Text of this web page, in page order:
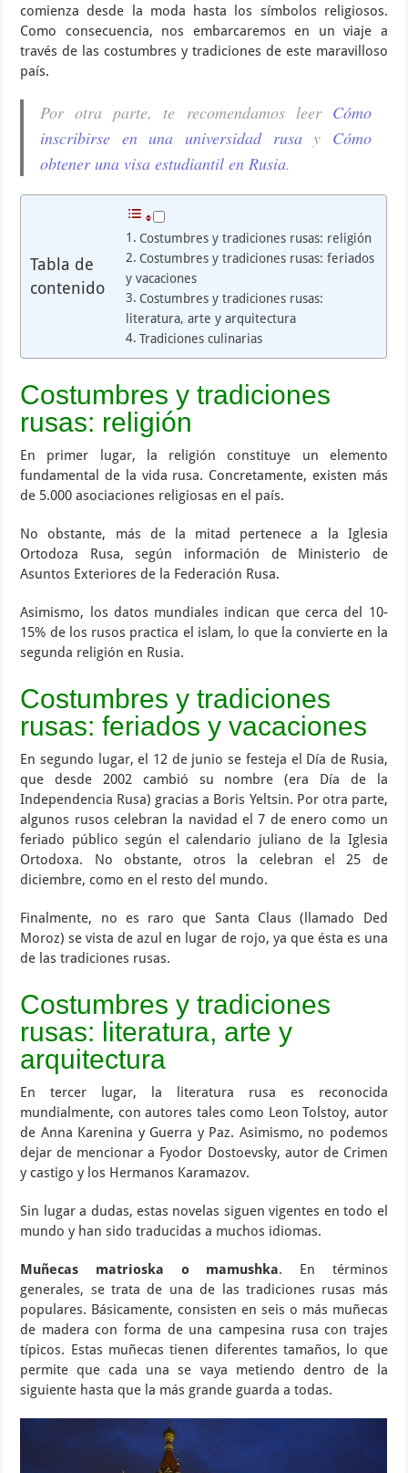
comienza desde la moda hasta los símbolos religiosos.
Como consecuencia, nos embarcaremos en un viaje a
través de las costumbres y tradiciones de este maravilloso
país.
Por otra parte, te recomendamos leer Cómo
inscribirse en una universidad rusay Cómo
obtener una visa estudiantil en Rusia.
Tabla de
contenido
Costumbres y tradiciones rusas: religión
Costumbres y tradiciones rusas: feriados
y vacaciones
Costumbres y tradiciones rusas:
literatura, arte y arquitectura
Tradiciones culinarias
Costumbres y tradiciones
rusas: religión
En primer lugar, la religión constituye un elemento
fundamental de la vida rusa. Concretamente, existen más
de 5.000 asociaciones religiosas en el país.
No obstante, más de la mitad pertenece a la Iglesia
Ortodoza Rusa, según información de Ministerio de
Asuntos Exteriores de la Federación Rusa.
Asimismo, los datos mundiales indican que cerca del 10-
15% de los rusos practica el islam, lo que la convierte en la
segunda religión en Rusia.
Costumbres y tradiciones
rusas: feriados y vacaciones
En segundo lugar, el 12 de junio se festeja el Día de Rusia,
que desde 2002 cambió su nombre (era Día de la
Independencia Rusa) gracias a Boris Yeltsin. Por otra parte,
algunos rusos celebran la navidad el 7 de enero como un
feriado público según el calendario juliano de la Iglesia
Ortodoxa. No obstante, otros la celebran el 25 de
diciembre, como en el resto del mundo.
Finalmente, no es raro que Santa Claus (llamado Ded
Moroz) se vista de azul en lugar de rojo, ya que ésta es una
de las tradiciones rusas.
Costumbres y tradiciones
rusas: literatura, arte y
arquitectura
En tercer lugar, la literatura rusa es reconocida
mundialmente, con autores tales como Leon Tolstoy, autor
de Anna Karenina y Guerra y Paz. Asimismo, no podemos
dejar de mencionar a Fyodor Dostoevsky, autor de Crimen
y castigo y los Hermanos Karamazov.
Sin lugar a dudas, estas novelas siguen vigentes en todo el
mundo y han sido traducidas a muchos idiomas.
Muñecas matrioska o mamushka. En términos
generales, se trata de una de las tradiciones rusas más
populares. Básicamente, consisten en seis o más muñecas
de madera con forma de una campesina rusa con trajes
típicos. Estas muñecas tienen diferentes tamaños, lo que
permite que cada una se vaya metiendo dentro de la
siguiente hasta que la más grande guarda a todas.